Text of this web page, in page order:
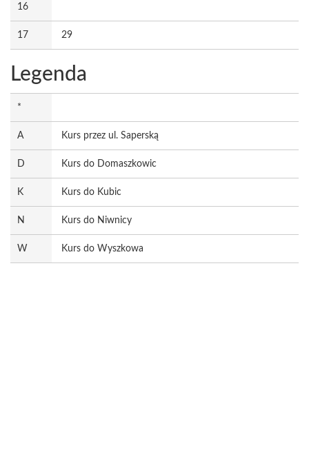
16
17 29
Legenda
*
A Kurs przez ul. Saperską
D Kurs do Domaszkowic
K Kurs do Kubic
N Kurs do Niwnicy
W Kurs do Wyszkowa